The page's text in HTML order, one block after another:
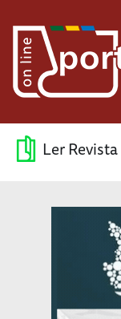
Ler Revista